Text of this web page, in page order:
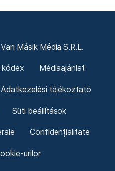
Másik Média S.R.L.
kódex Médiaajánlat
Adatkezelési tájékoztató
Süti beállítások
Confidențialitate
urilor